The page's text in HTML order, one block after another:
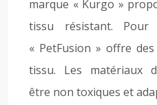
marque « Kurgo »
tissu résistant.
« PetFusion » offre
tissu. Les matériaux
être non toxiques et